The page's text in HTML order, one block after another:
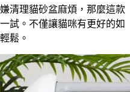
清理貓砂盆麻煩，那麼這款
試。不僅讓貓咪有更好的如
鬆。